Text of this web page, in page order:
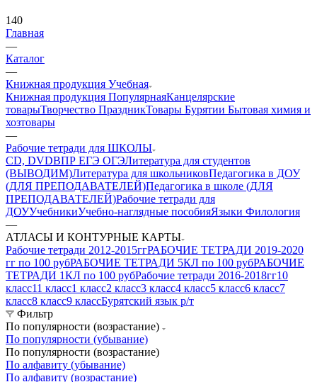
140
Главная
—
Каталог
—
Книжная продукция Учебная
Книжная продукция ПопулярнаяКанцелярские
товарыТворчество ПраздникТовары Бурятии Бытовая химия и
хозтовары
—
Рабочие тетради для ШКОЛЫ
CD, DVDВПР ЕГЭ ОГЭЛитература для студентов
(ВЫВОДИМ)Литература для школьниковПедагогика в ДОУ
(ДЛЯ ПРЕПОДАВАТЕЛЕЙ)Педагогика в школе (ДЛЯ
ПРЕПОДАВАТЕЛЕЙ)Рабочие тетради для
ДОУУчебникиУчебно-наглядные пособияЯзыки Филология
—
АТЛАСЫ И КОНТУРНЫЕ КАРТЫ
Рабочие тетради 2012-2015ггРАБОЧИЕ ТЕТРАДИ 2019-2020
гг по 100 рубРАБОЧИЕ ТЕТРАДИ 5КЛ по 100 рубРАБОЧИЕ
ТЕТРАДИ 1КЛ по 100 рубРабочие тетради 2016-2018гг10
класс11 класс1 класс2 класс3 класс4 класс5 класс6 класс7
класс8 класс9 классБурятский язык р/т
Фильтр
По популярности (возрастание)
По популярности (убывание)
По популярности (возрастание)
По алфавиту (убывание)
По алфавиту (возрастание)